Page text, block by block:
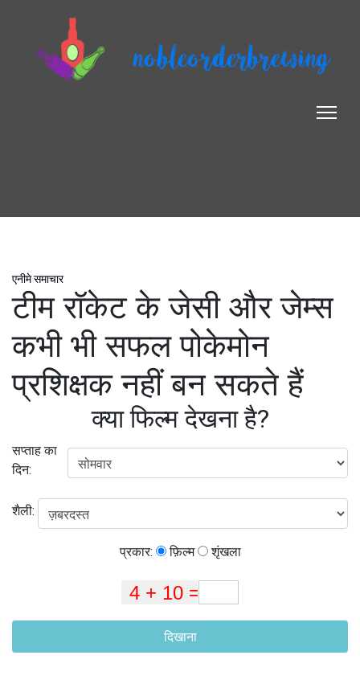
nobleorderbrewing
एनीमे समाचार
टीम रॉकेट के जेसी और जेम्स
कभी भी सफल पोकेमोन
प्रशिक्षक नहीं बन सकते हैं
क्या फिल्म देखना है?
सप्ताह का
दिन:
शैली:
प्रकार: फ़िल्म शृंखला
दिखाना